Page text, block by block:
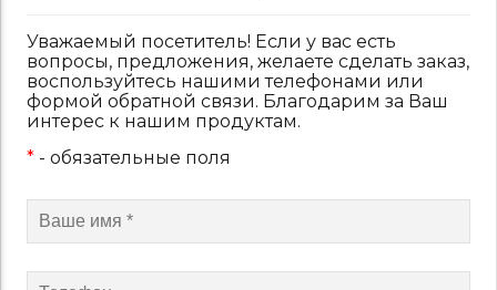
Уважаемый посетитель! Если у вас есть
вопросы, предложения, желаете сделать заказ,
воспользуйтесь нашими телефонами или
формой обратной связи. Благодарим за Ваш
интерес к нашим продуктам.
*- обязательные поля